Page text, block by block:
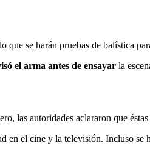
se harán pruebas de balística
el arma antes de ensayar la
las autoridades aclararon que
el cine y la televisión. Incluso se